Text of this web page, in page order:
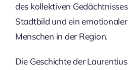
des kollektiven
Stadtbild und ein
Menschen in der Region.
Die Geschichte der